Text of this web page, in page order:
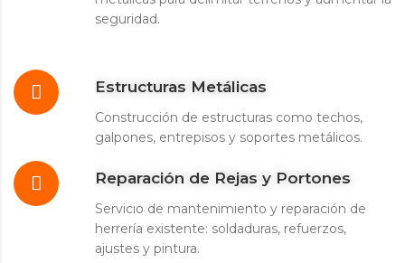
seguridad.
Estructuras Metálicas
Construcción de estructuras como techos,
galpones, entrepisos y soportes metálicos.
Reparación de Rejas y Portones
Servicio de mantenimiento y reparación de
herrería existente: soldaduras, refuerzos,
ajustes y pintura.